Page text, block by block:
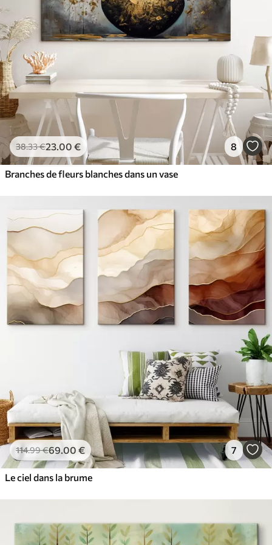
38.33€23 .00 € 8
Branches de fleurs blanches dans un vase
114.99€69 .00 € 7
Le ciel dans la brume